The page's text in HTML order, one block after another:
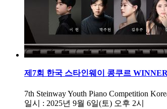
제7회 한국 스타인웨이 콩쿠르
7th Steinway Youth Piano Competition
일시 : 2025년 9월 6일(토) 오후 2시